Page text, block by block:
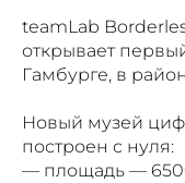
teamLab
открывает
Гамбурге, в
Новый музей
построен с нуля:
— площадь —